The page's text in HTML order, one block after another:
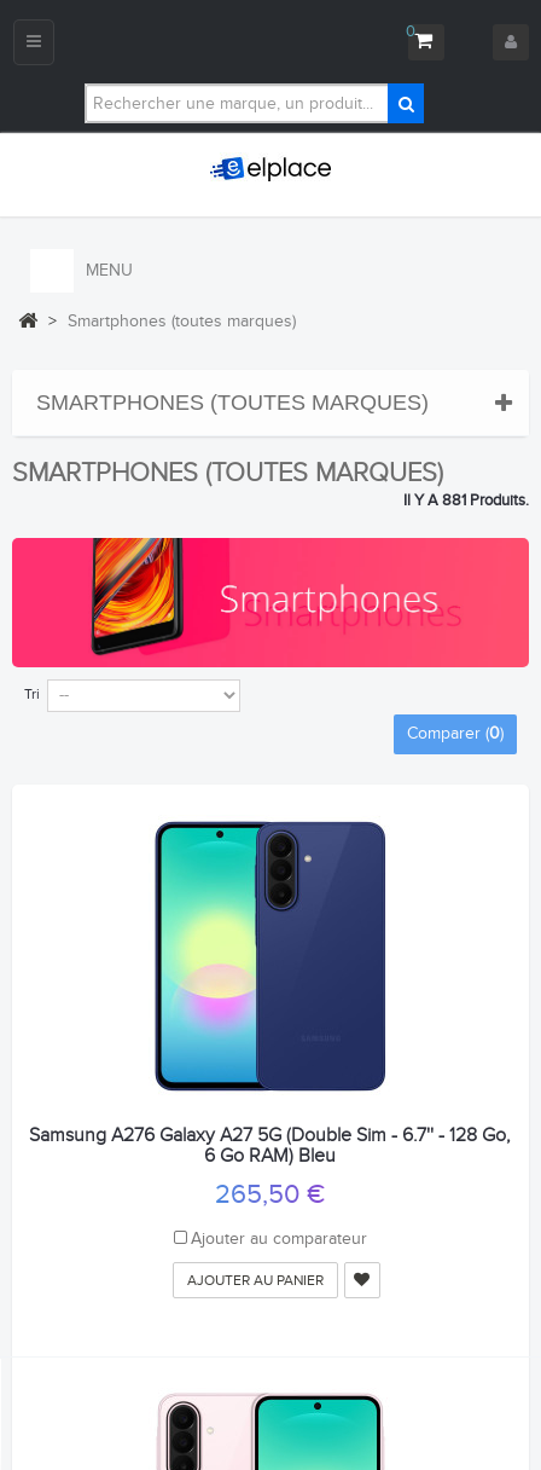
0
Navigation
MENU
> Smartphones (toutes marques)
SMARTPHONES (TOUTES MARQUES)
SMARTPHONES (TOUTES MARQUES)
Il Y A 881 Produits.
Tri
Comparer (0)
Samsung A276 Galaxy A27 5G (Double Sim - 6.7'' - 128 Go,
6 Go RAM) Bleu
265,50 €
Ajouter au comparateur
AJOUTER AU PANIER